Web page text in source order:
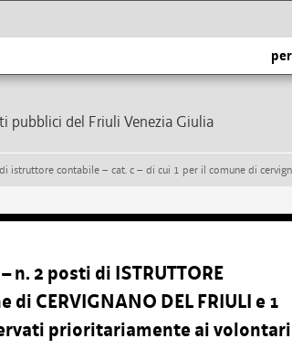
pubblici del Friuli Venezia Giulia
di cervignano del friuli e 1 per il comune di terzo d’aquileia – riservati prioritariamente ai volontari delle forze
2 posti di ISTRUTTORE
di CERVIGNANO DEL FRIULI e 1
prioritariamente ai volontari